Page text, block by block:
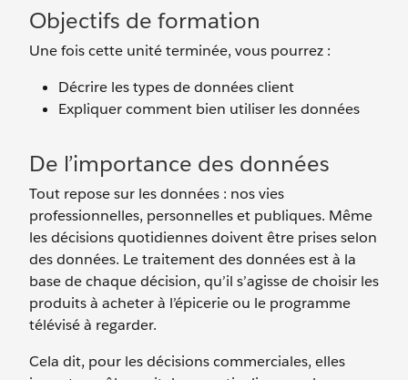
Objectifs de formation
Une fois cette unité terminée, vous pourrez :
Décrire les types de données client
Expliquer comment bien utiliser les données
De l’importance des données
Tout repose sur les données : nos vies
professionnelles, personnelles et publiques. Même
les décisions quotidiennes doivent être prises selon
des données. Le traitement des données est à la
base de chaque décision, qu’il s’agisse de choisir les
produits à acheter à l’épicerie ou le programme
télévisé à regarder.
Cela dit, pour les décisions commerciales, elles